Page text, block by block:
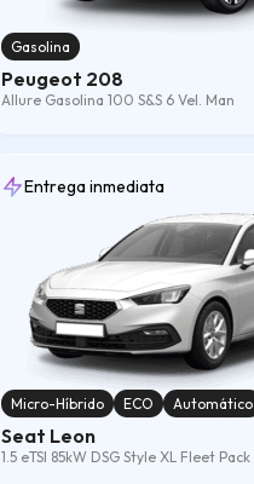
Gasolina
Peugeot 208
Allure Gasolina 100 S&S 6 Vel. Man
Entrega inmediata
Micro-Híbrido ECO Automático
Seat Leon
1.5 eTSI 85kW DSG Style XL Fleet Pack